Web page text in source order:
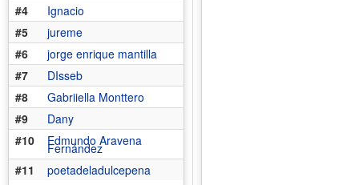
#4
Ignacio
#5
jureme
#6
jorge enrique mantilla
#7
DIsseb
#8
Gabriiella Monttero
#9
Dany
#10
Edmundo Aravena
Fernández
#11
poetadeladulcepena